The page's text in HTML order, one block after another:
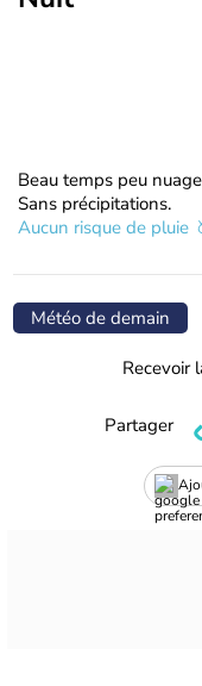
Beau temps peu
Sans précipitations.
Aucun risque de pluie
Météo de demain
Recevoir
Partager